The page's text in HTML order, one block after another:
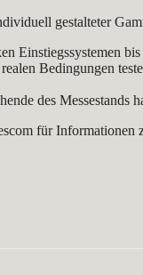
gestalteter
Einstiegssystemen
Bedingungen
des Messestands
für